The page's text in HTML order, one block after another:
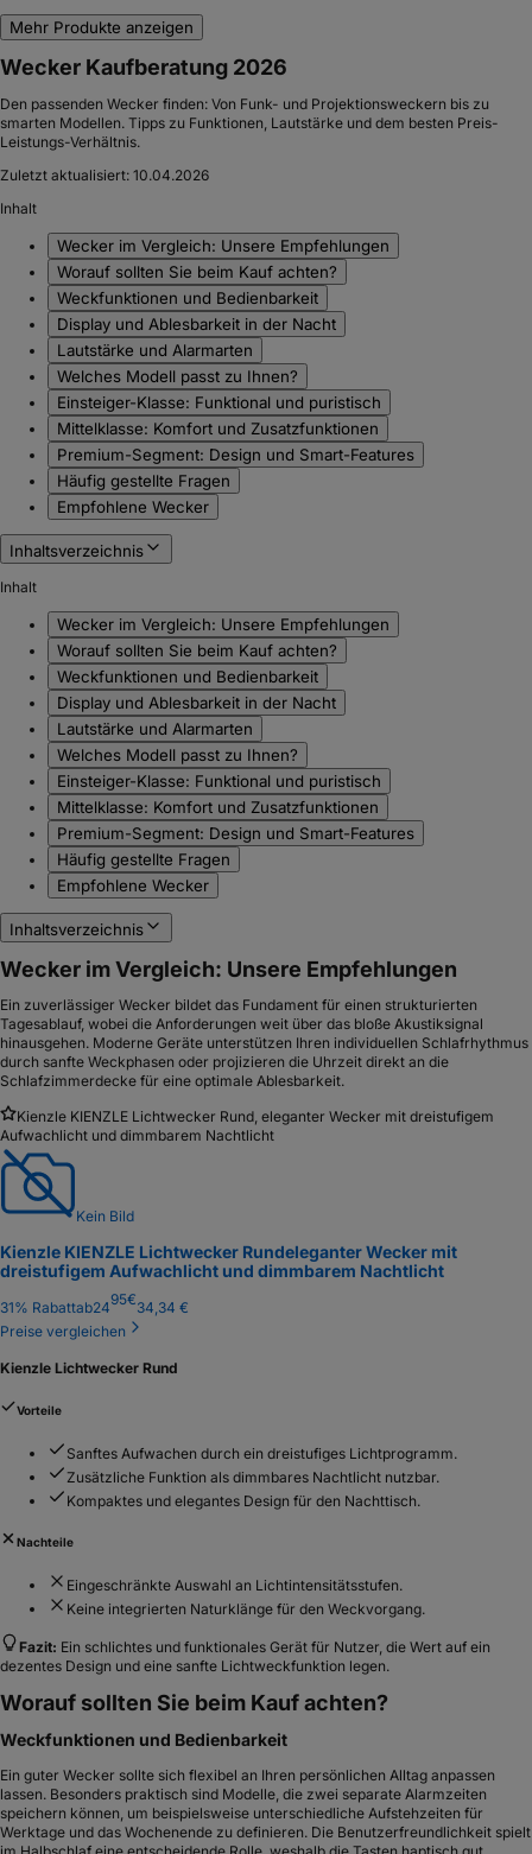
Mehr Produkte anzeigen
Wecker Kaufberatung 2026
Den passenden Wecker finden: Von Funk- und Projektionsweckern bis zu
smarten Modellen. Tipps zu Funktionen, Lautstärke und dem besten Preis-
Leistungs-Verhältnis.
Zuletzt aktualisiert: 10.04.2026
Inhalt
Wecker im Vergleich: Unsere Empfehlungen
Worauf sollten Sie beim Kauf achten?
Weckfunktionen und Bedienbarkeit
Display und Ablesbarkeit in der Nacht
Lautstärke und Alarmarten
Welches Modell passt zu Ihnen?
Einsteiger-Klasse: Funktional und puristisch
Mittelklasse: Komfort und Zusatzfunktionen
Premium-Segment: Design und Smart-Features
Häufig gestellte Fragen
Empfohlene Wecker
Inhaltsverzeichnis
Inhalt
Wecker im Vergleich: Unsere Empfehlungen
Worauf sollten Sie beim Kauf achten?
Weckfunktionen und Bedienbarkeit
Display und Ablesbarkeit in der Nacht
Lautstärke und Alarmarten
Welches Modell passt zu Ihnen?
Einsteiger-Klasse: Funktional und puristisch
Mittelklasse: Komfort und Zusatzfunktionen
Premium-Segment: Design und Smart-Features
Häufig gestellte Fragen
Empfohlene Wecker
Inhaltsverzeichnis
Wecker im Vergleich: Unsere Empfehlungen
Ein zuverlässiger Wecker bildet das Fundament für einen strukturierten
Tagesablauf, wobei die Anforderungen weit über das bloße Akustiksignal
hinausgehen. Moderne Geräte unterstützen Ihren individuellen Schlafrhythmus
durch sanfte Weckphasen oder projizieren die Uhrzeit direkt an die
Schlafzimmerdecke für eine optimale Ablesbarkeit.
Kienzle KIENZLE Lichtwecker Rund, eleganter Wecker mit dreistufigem
Aufwachlicht und dimmbarem Nachtlicht
Kein Bild
Kienzle KIENZLE Lichtwecker Rundeleganter Wecker mit
dreistufigem Aufwachlicht und dimmbarem Nachtlicht
31% Rabattab2495€34,34 €
Preise vergleichen
Kienzle Lichtwecker Rund
Vorteile
Sanftes Aufwachen durch ein dreistufiges Lichtprogramm.
Zusätzliche Funktion als dimmbares Nachtlicht nutzbar.
Kompaktes und elegantes Design für den Nachttisch.
Nachteile
Eingeschränkte Auswahl an Lichtintensitätsstufen.
Keine integrierten Naturklänge für den Weckvorgang.
Fazit: Ein schlichtes und funktionales Gerät für Nutzer, die Wert auf ein
dezentes Design und eine sanfte Lichtweckfunktion legen.
Worauf sollten Sie beim Kauf achten?
Weckfunktionen und Bedienbarkeit
Ein guter Wecker sollte sich flexibel an Ihren persönlichen Alltag anpassen
lassen. Besonders praktisch sind Modelle, die zwei separate Alarmzeiten
speichern können, um beispielsweise unterschiedliche Aufstehzeiten für
Werktage und das Wochenende zu definieren. Die Benutzerfreundlichkeit spielt